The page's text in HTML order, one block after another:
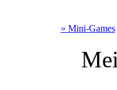
» Mini-Games